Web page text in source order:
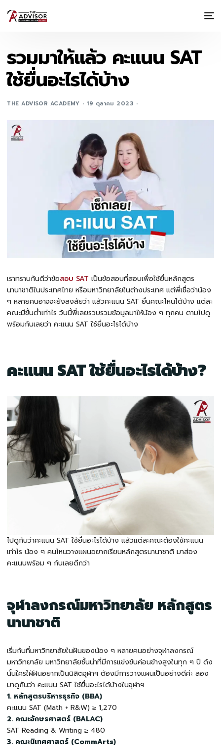
รวมมาให้แล้ว คะแนน SAT
ใช้ยื่นอะไรได้บ้าง
THE ADVISOR ACADEMY 19 ตุลาคม 2023
เราทราบกันดีว่าข้อสอบ SAT เป็นข้อสอบที่สอบเพื่อใช้ยื่นหลักสูตร
นานาชาติในประเทศไทย หรือมหาวิทยาลัยในต่างประเทศ แต่พี่เชื่อว่าน้อง
ๆ หลายคนอาจจะยังสงสัยว่า แล้วคะแนน SAT ยื่นคณะไหนได้บ้าง แต่ละ
คณะมีขั้นต่ำเท่าไร วันนี้พี่เลยรวบรวมข้อมูลมาให้น้อง ๆ ทุกคน ตามไปดู
พร้อมกันเลยว่า คะแนนSAT ใช้ยื่นอะไรได้บ้าง
คะแนน SAT ใช้ยื่นอะไรได้บ้าง?
ไปดูกันว่าคะแนนSAT ใช้ยื่นอะไรได้บ้าง แล้วแต่ละคณะต้องใช้คะแนน
เท่าไร น้อง ๆ คนไหนวางแผนอยากเรียนหลักสูตรนานาชาติ มาส่อง
คะแนนพร้อม ๆ กันเลยดีกว่า
จุฬาลงกรณ์มหาวิทยาลัย หลักสูตร
นานาชาติ
เริ่มกันที่มหาวิทยาลัยในฝันของน้อง ๆ หลายคนอย่างจุฬาลงกรณ์
มหาวิทยาลัย มหาวิทยาลัยชั้นนำที่มีการแข่งขันค่อนข้างสูงในทุก ๆ ปี ดัง
นั้นใครใฝ่ฝันอยากเป็นนิสิตจุฬาฯ ต้องมีการวางแผนเป็นอย่างดีค่ะ ลอง
มาดูกันว่า คะแนนSAT ใช้ยื่นอะไรได้บ้างในจุฬาฯ
1. หลักสูตรบริหารธุรกิจ (BBA)
คะแนน SAT (Math + R&W) ≥ 1,270
2. คณะอักษรศาสตร์ (BALAC)
SAT Reading & Writing ≥ 480
3. คณะนิเทศศาสตร์ (CommArts)